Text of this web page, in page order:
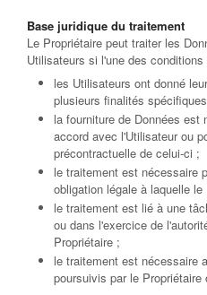
Base juridique du traitement
Le Propriétaire peut traiter les
Utilisateurs si l'une des conditions
les Utilisateurs ont donné
plusieurs finalités
la fourniture de Données est
accord avec l'Utilisateur ou
précontractuelle de celui-ci ;
le traitement est nécessaire
obligation légale à laquelle
le traitement est lié à une
ou dans l'exercice de
Propriétaire ;
le traitement est nécessaire
poursuivis par le Propriétaire